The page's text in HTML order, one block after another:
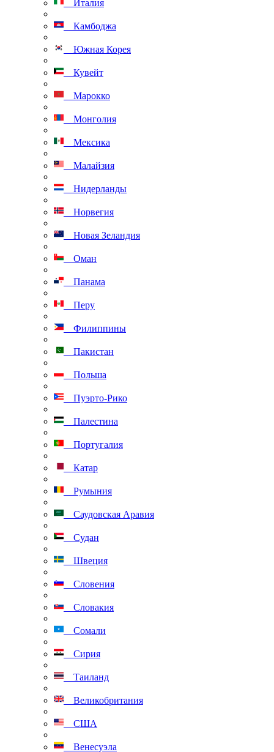
Италия
Камбоджа
Южная Корея
Кувейт
Марокко
Монголия
Мексика
Малайзия
Нидерланды
Норвегия
Новая Зеландия
Оман
Панама
Перу
Филиппины
Пакистан
Польша
Пуэрто-Рико
Палестина
Португалия
Катар
Румыния
Саудовская Аравия
Судан
Швеция
Словения
Словакия
Сомали
Сирия
Таиланд
Великобритания
США
Венесуэла